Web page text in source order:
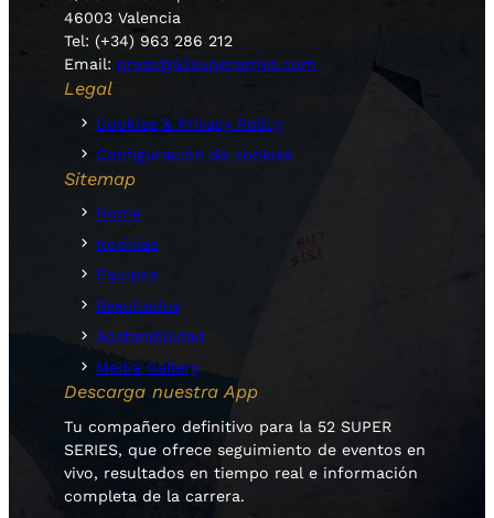
46003 Valencia
Tel: (+34) 963 286 212
Email: press@52superseries.com
Legal
Cookies & Privacy Policy
Configuración de cookies
Sitemap
Home
Noticias
Equipos
Resultados
Sostenibilidad
Media Gallery
Descarga nuestra App
Tu compañero definitivo para la 52 SUPER
SERIES, que ofrece seguimiento de eventos en
vivo, resultados en tiempo real e información
completa de la carrera.